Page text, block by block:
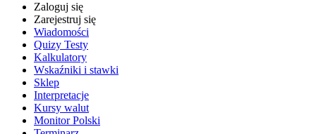
Zaloguj się
Zarejestruj się
Wiadomości
Quizy Testy
Kalkulatory
Wskaźniki i stawki
Sklep
Interpretacje
Kursy walut
Monitor Polski